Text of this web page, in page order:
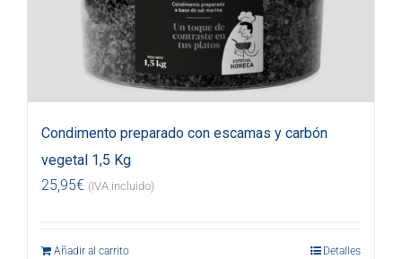
Condimento preparado con escamas y carbón
vegetal 1,5 Kg
25,95€ (IVA incluido)
Añadir al carrito Detalles